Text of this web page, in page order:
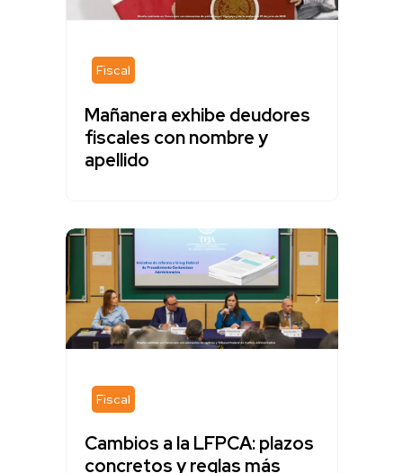
Fiscal
Mañanera exhibe deudores
fiscales con nombre y
apellido
Fiscal
Cambios a la LFPCA: plazos
concretos y reglas más